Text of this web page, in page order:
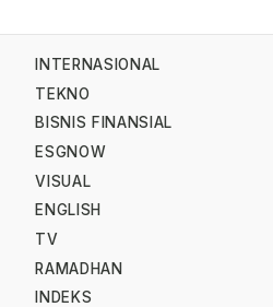
INTERNASIONAL
TEKNO
BISNIS FINANSIAL
ESGNOW
VISUAL
ENGLISH
TV
RAMADHAN
INDEKS